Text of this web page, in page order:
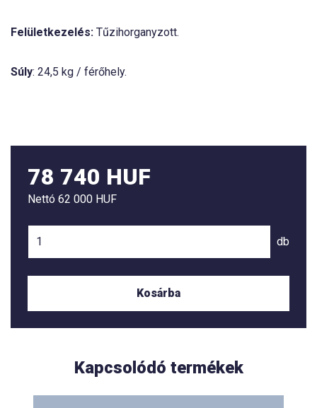
Felületkezelés: Tűzihorganyzott.
Súly: 24,5 kg / férőhely.
78 740 HUF
Nettó 62 000 HUF
db
Kosárba
Kapcsolódó termékek